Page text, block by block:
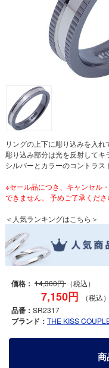
リングの上下に彫り込みを入れ
彫り込み部分は光を反射してキ
シルバーとカラーのコントラス
※セール品につき、キャンセル
できません。 予めご了承くださ
＜人気ランキングはこちら＞
価格： 14,300円（税込）
7,150円 （税込）
品番： SR2317
ブランド： THE KISS
商